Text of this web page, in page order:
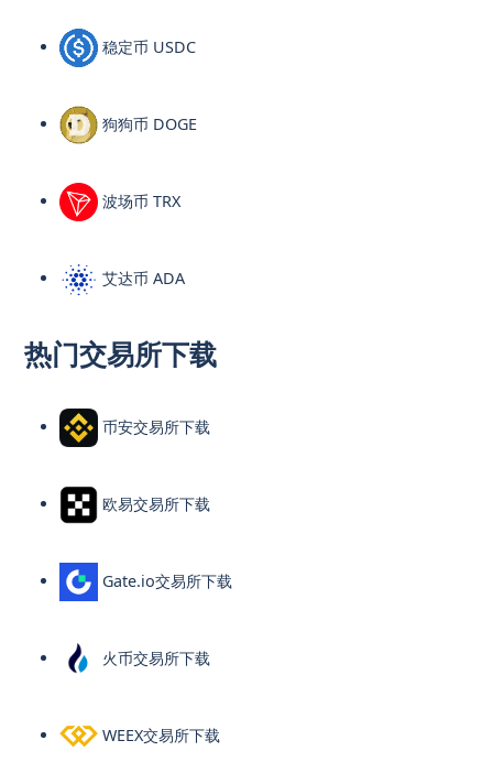
稳定币 USDC
狗狗币 DOGE
波场币 TRX
艾达币 ADA
热门交易所下载
币安交易所下载
欧易交易所下载
Gate.io交易所下载
火币交易所下载
WEEX交易所下载